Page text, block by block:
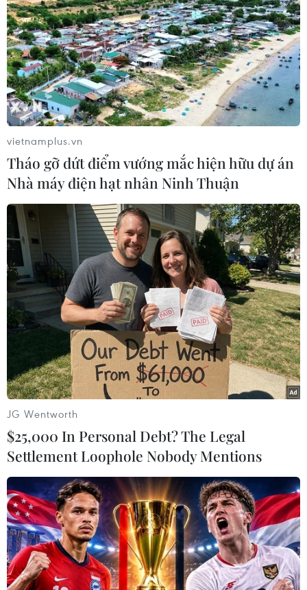
#Mở rộng địa giới hành chính
#Thủ đô Hà Nội
#Sở Văn hóa và Thể thao Hà Nội
#Thăng Long-Hà Nội
TP. Hà Nội
Theo dõi VietnamPlus
TIN LIÊN QUAN
15 năm mở rộng địa giới
hành chính Thủ đô Hà Nội
31/07/2023 03:36
vietnamplus.vn
Tháo gỡ dứt điểm vướng mắc hiện hữu dự án
Nhà máy điện hạt nhân Ninh Thuận
JG Wentworth
$25,000 In Personal Debt? The Legal
Settlement Loophole Nobody Mentions